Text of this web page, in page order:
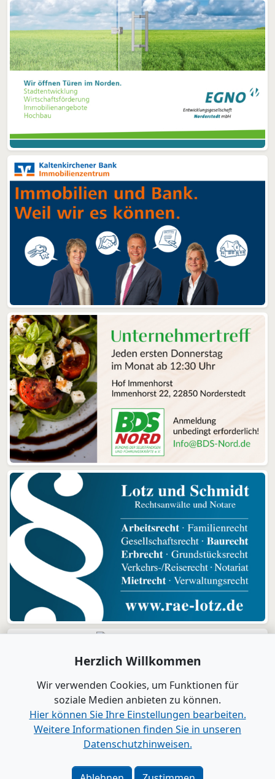
Impressum |Datenschutz|Barrierefreiheit
Herzlich Willkommen
Wir verwenden Cookies, um Funktionen für
soziale Medien anbieten zu können.
Hier können Sie Ihre Einstellungen bearbeiten.
Weitere Informationen finden Sie in unseren
Datenschutzhinweisen.